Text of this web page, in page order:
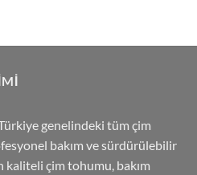
genelindeki tüm çim
bakım ve sürdürülebilir
çim tohumu, bakım